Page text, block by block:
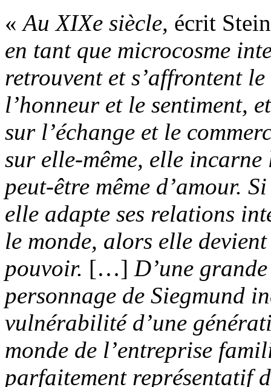
«Au XIXe siècle, écrit
en tant que microcosme
retrouvent et s’affrontent
l’honneur et le sentiment,
sur l’échange et le
sur elle-même, elle incarne
peut-être même d’amour.
elle adapte ses relations
le monde, alors elle
pouvoir. […] D’une
personnage de Siegmund
vulnérabilité d’une
monde de l’entreprise
parfaitement représentatif